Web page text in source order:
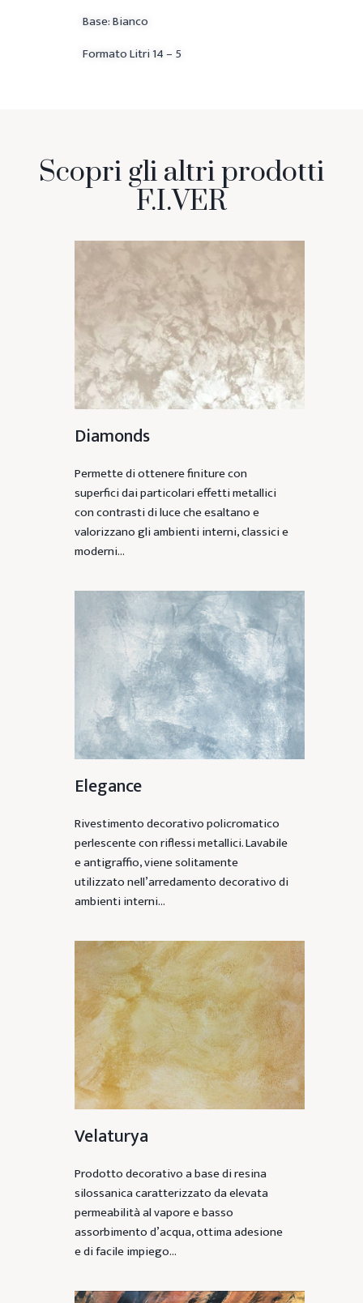
Base: Bianco
Formato Litri 14 – 5
Scopri gli altri prodotti
F.I.VER
Diamonds
Permette di ottenere finiture con
superfici dai particolari effetti metallici
con contrasti di luce che esaltano e
valorizzano gli ambienti interni, classici e
moderni…
Elegance
Rivestimento decorativo policromatico
perlescente con riflessi metallici. Lavabile
e antigraffio, viene solitamente
utilizzato nell’arredamento decorativo di
ambienti interni…
Velaturya
Prodotto decorativo a base di resina
silossanica caratterizzato da elevata
permeabilità al vapore e basso
assorbimento d’acqua, ottima adesione
e di facile impiego…